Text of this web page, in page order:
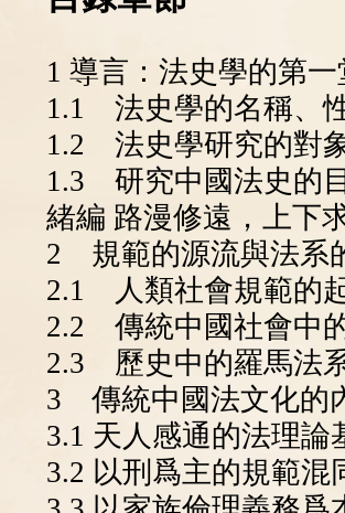
1 導言：法史學的第一
1.1 法史學的名稱、
1.2 法史學研究的對
1.3 研究中國法史的
緒編 路漫修遠，上下
2 規範的源流與法系
2.1 人類社會規範的
2.2 傳統中國社會中
2.3 歷史中的羅馬法
3 傳統中國法文化的
3.1 天人感通的法理論
3.2 以刑爲主的規範混